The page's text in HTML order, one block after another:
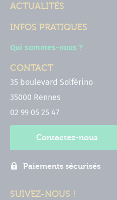
ACTUALITÉS
INFOS PRATIQUES
Qui sommes-nous ?
CONTACT
35 boulevard Solférino
35000 Rennes
02 99 05 25 47
Contactez-nous
Paiements sécurisés
SUIVEZ-NOUS !